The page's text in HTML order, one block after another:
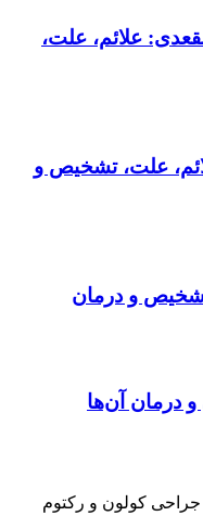
علائم، علت،
علت، تشخیص و
و درمان
درمان آن‌ها
کولون و رکتوم